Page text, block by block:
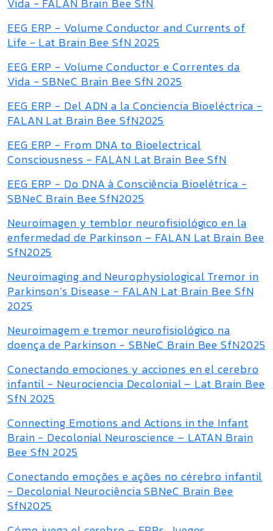
Vida - FALAN Brain Bee SfN
EEG ERP - Volume Conductor and Currents of
Life - Lat Brain Bee SfN 2025
EEG ERP - Volume Conductor e Correntes da
Vida - SBNeC Brain Bee SfN 2025
EEG ERP - Del ADN a la Conciencia Bioeléctrica -
FALAN Lat Brain Bee SfN2025
EEG ERP - From DNA to Bioelectrical
Consciousness - FALAN Lat Brain Bee SfN
EEG ERP - Do DNA à Consciência Bioelétrica -
SBNeC Brain Bee SfN2025
Neuroimagen y temblor neurofisiológico en la
enfermedad de Parkinson – FALAN Lat Brain Bee
SfN2025
Neuroimaging and Neurophysiological Tremor in
Parkinson’s Disease - FALAN Lat Brain Bee SfN
2025
Neuroimagem e tremor neurofisiológico na
doença de Parkinson - SBNeC Brain Bee SfN2025
Conectando emociones y acciones en el cerebro
infantil - Neurociencia Decolonial – Lat Brain Bee
SfN 2025
Connecting Emotions and Actions in the Infant
Brain - Decolonial Neuroscience – LATAN Brain
Bee SfN 2025
Conectando emoções e ações no cérebro infantil
- Decolonial Neurociência SBNeC Brain Bee
SfN2025